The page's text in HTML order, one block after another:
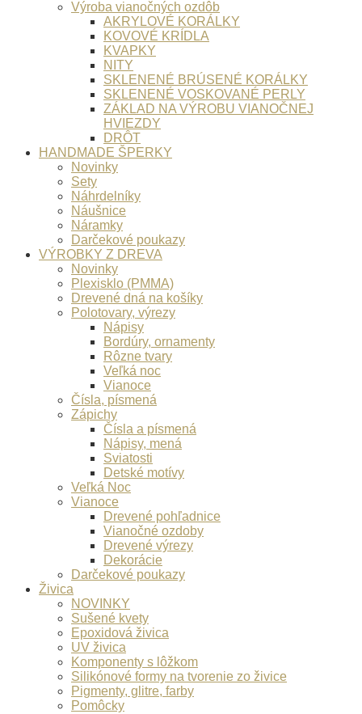
Výroba vianočných ozdôb
AKRYLOVÉ KORÁLKY
KOVOVÉ KRÍDLA
KVAPKY
NITY
SKLENENÉ BRÚSENÉ KORÁLKY
SKLENENÉ VOSKOVANÉ PERLY
ZÁKLAD NA VÝROBU VIANOČNEJ
HVIEZDY
DRÔT
HANDMADE ŠPERKY
Novinky
Sety
Náhrdelníky
Náušnice
Náramky
Darčekové poukazy
VÝROBKY Z DREVA
Novinky
Plexisklo (PMMA)
Drevené dná na košíky
Polotovary, výrezy
Nápisy
Bordúry, ornamenty
Rôzne tvary
Veľká noc
Vianoce
Čísla, písmená
Zápichy
Čísla a písmená
Nápisy, mená
Sviatosti
Detské motívy
Veľká Noc
Vianoce
Drevené pohľadnice
Vianočné ozdoby
Drevené výrezy
Dekorácie
Darčekové poukazy
Živica
NOVINKY
Sušené kvety
Epoxidová živica
UV živica
Komponenty s lôžkom
Silikónové formy na tvorenie zo živice
Pigmenty, glitre, farby
Pomôcky